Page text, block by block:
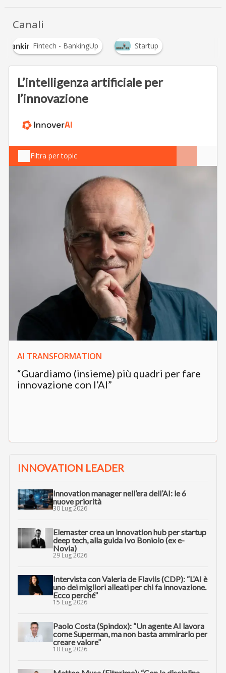
Canali
Fintech - BankingUp Startup
L’intelligenza artificiale per
l’innovazione
Filtra per topic
AI TRANSFORMATION
“Guardiamo (insieme) più quadri per fare
innovazione con l’AI”
INNOVATION LEADER
Innovation manager nell’era dell’AI: le 6
nuove priorità
30 Lug 2026
Elemaster crea un innovation hub per startup
deep tech, alla guida Ivo Boniolo (ex e-
Novia)
29 Lug 2026
Intervista con Valeria de Flaviis (CDP): “L’AI è
uno dei migliori alleati per chi fa innovazione.
Ecco perché”
15 Lug 2026
Paolo Costa (Spindox): “Un agente AI lavora
come Superman, ma non basta ammirarlo per
creare valore”
10 Lug 2026